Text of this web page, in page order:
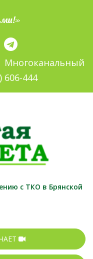
Многоканальный
606-444
с ТКО в Брянской